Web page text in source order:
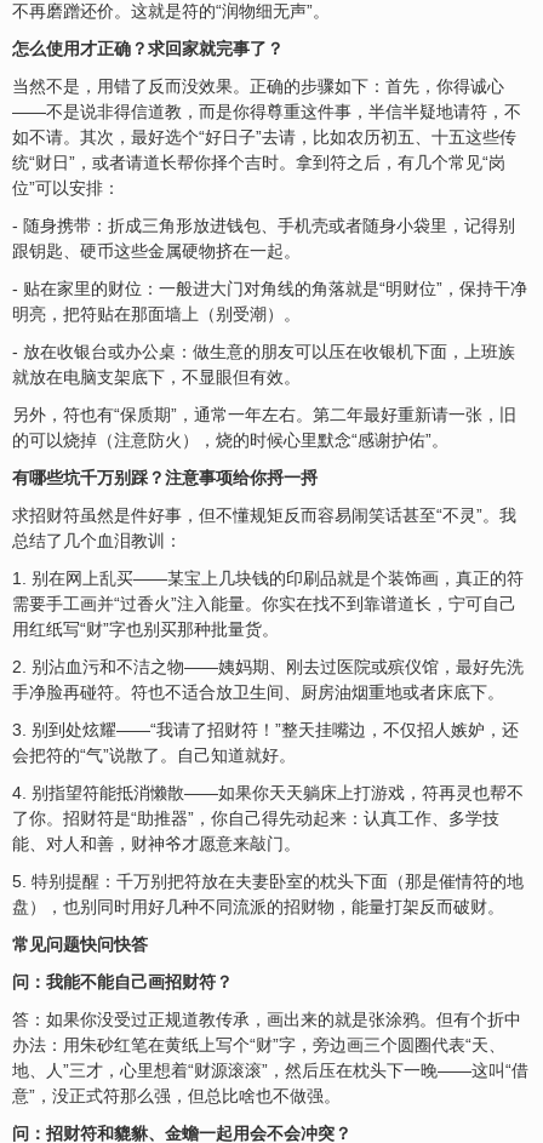
不再磨蹭还价。这就是符的“润物细无声”。
怎么使用才正确？求回家就完事了？
当然不是，用错了反而没效果。正确的步骤如下：首先，你得诚心
——不是说非得信道教，而是你得尊重这件事，半信半疑地请符，不
如不请。其次，最好选个“好日子”去请，比如农历初五、十五这些传
统“财日”，或者请道长帮你择个吉时。拿到符之后，有几个常见“岗
位”可以安排：
- 随身携带：折成三角形放进钱包、手机壳或者随身小袋里，记得别
跟钥匙、硬币这些金属硬物挤在一起。
- 贴在家里的财位：一般进大门对角线的角落就是“明财位”，保持干净
明亮，把符贴在那面墙上（别受潮）。
- 放在收银台或办公桌：做生意的朋友可以压在收银机下面，上班族
就放在电脑支架底下，不显眼但有效。
另外，符也有“保质期”，通常一年左右。第二年最好重新请一张，旧
的可以烧掉（注意防火），烧的时候心里默念“感谢护佑”。
有哪些坑千万别踩？注意事项给你捋一捋
求招财符虽然是件好事，但不懂规矩反而容易闹笑话甚至“不灵”。我
总结了几个血泪教训：
1. 别在网上乱买——某宝上几块钱的印刷品就是个装饰画，真正的符
需要手工画并“过香火”注入能量。你实在找不到靠谱道长，宁可自己
用红纸写“财”字也别买那种批量货。
2. 别沾血污和不洁之物——姨妈期、刚去过医院或殡仪馆，最好先洗
手净脸再碰符。符也不适合放卫生间、厨房油烟重地或者床底下。
3. 别到处炫耀——“我请了招财符！”整天挂嘴边，不仅招人嫉妒，还
会把符的“气”说散了。自己知道就好。
4. 别指望符能抵消懒散——如果你天天躺床上打游戏，符再灵也帮不
了你。招财符是“助推器”，你自己得先动起来：认真工作、多学技
能、对人和善，财神爷才愿意来敲门。
5. 特别提醒：千万别把符放在夫妻卧室的枕头下面（那是催情符的地
盘），也别同时用好几种不同流派的招财物，能量打架反而破财。
常见问题快问快答
问：我能不能自己画招财符？
答：如果你没受过正规道教传承，画出来的就是张涂鸦。但有个折中
办法：用朱砂红笔在黄纸上写个“财”字，旁边画三个圆圈代表“天、
地、人”三才，心里想着“财源滚滚”，然后压在枕头下一晚——这叫“借
意”，没正式符那么强，但总比啥也不做强。
问：招财符和貔貅、金蟾一起用会不会冲突？